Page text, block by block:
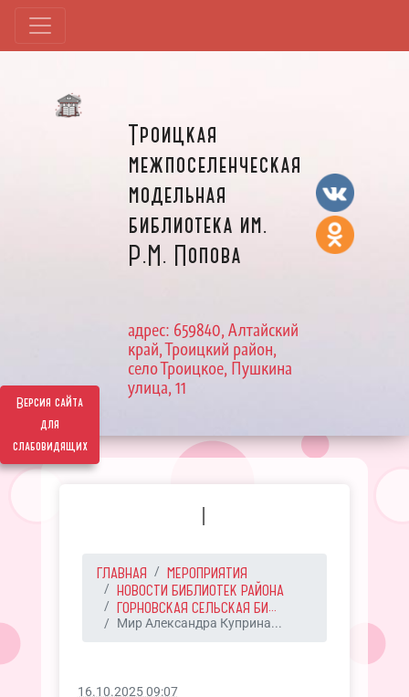
Версия сайта
для
слабовидящих
Троицкая
межпоселенческая
модельная
библиотека им.
Р.М. Попова
адрес: 659840, Алтайский
край, Троицкий район,
село Троицкое, Пушкина
улица, 11
I
ГЛАВНАЯ
МЕРОПРИЯТИЯ
НОВОСТИ БИБЛИОТЕК РАЙОНА
ГОРНОВСКАЯ СЕЛЬСКАЯ БИ...
Мир Александра Куприна...
16.10.2025 09:07